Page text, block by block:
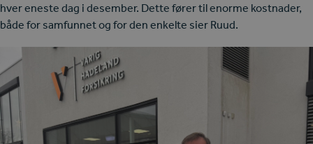
hver eneste dag i desember. Dette fører til enorme kostnader,
både for samfunnet og for den enkelte sier Ruud.